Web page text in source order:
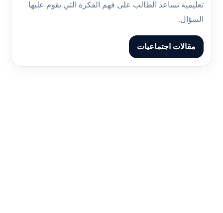
تعليمية تساعد الطالب على فهم الفكرة التي يقوم عليها
السؤال.
مقالات اجتماعيات